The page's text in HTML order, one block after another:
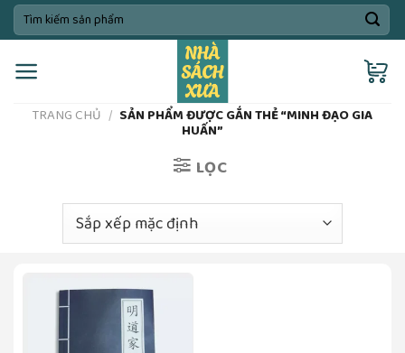
Skip
to
content
Tìm
kiếm:
TRANG CHỦ / SẢN PHẨM ĐƯỢC GẮN THẺ “MINH ĐẠO GIA
HUẤN”
LỌC